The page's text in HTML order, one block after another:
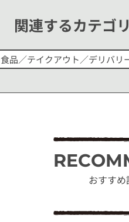
関連するカテゴ
食品／テイクアウト／デリバリ
おすすめ